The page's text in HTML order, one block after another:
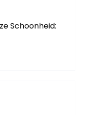
Schoonheid: